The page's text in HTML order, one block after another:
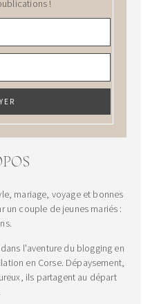
!
mariage, voyage et bonnes
un couple de jeunes mariés :
l'aventure du blogging en
en Corse. Dépaysement,
ils partagent au départ